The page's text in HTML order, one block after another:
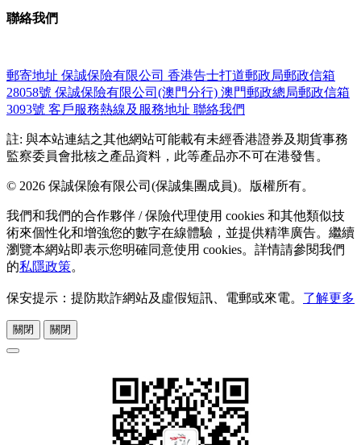
聯絡我們
郵寄地址 保誠保險有限公司 香港告士打道郵政局郵政信箱
28058號 保誠保險有限公司(澳門分行) 澳門郵政總局郵政信箱
3093號 客戶服務熱線及服務地址 聯絡我們
註: 與本站連結之其他網站可能載有未經香港證券及期貨事務
監察委員會批核之產品資料，此等產品亦不可在港發售。
© 2026 保誠保險有限公司(保誠集團成員)。版權所有。
我們和我們的合作夥伴 / 保險代理使用 cookies 和其他類似技
術來個性化和增強您的數字在線體驗，並提供精準廣告。繼續
瀏覽本網站即表示您明確同意使用 cookies。詳情請參閱我們
的私隱政策。
保安提示：提防欺詐網站及虛假短訊、電郵或來電。 了解更多
關閉 關閉